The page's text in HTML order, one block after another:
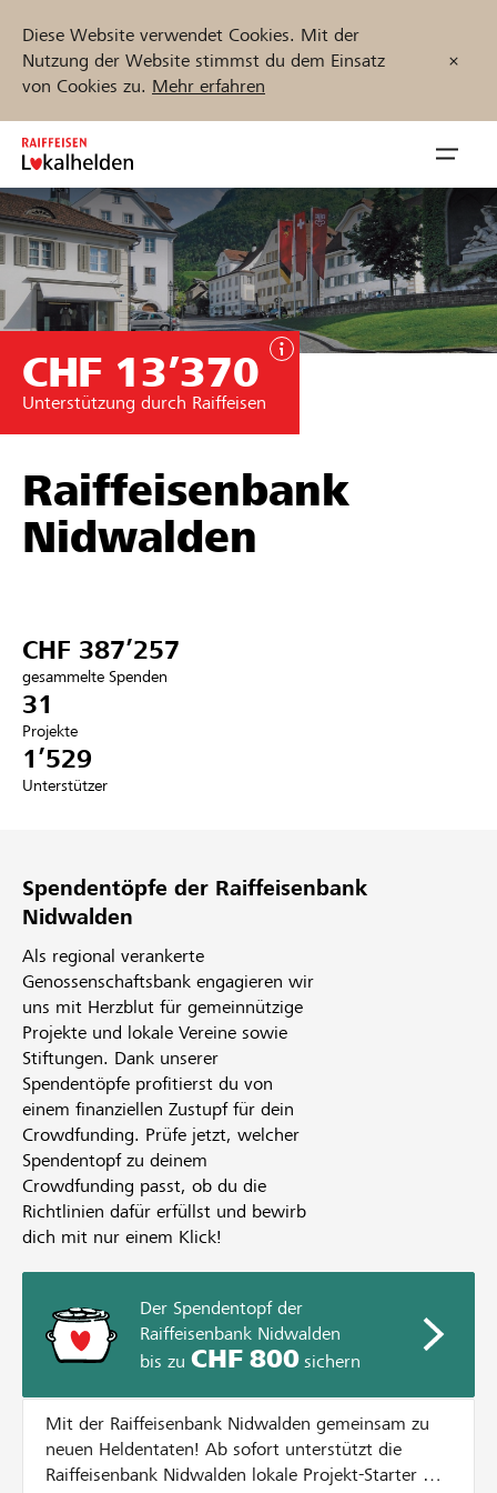
Diese Website verwendet Cookies. Mit der
Nutzung der Website stimmst du dem Einsatz
von Cookies zu. Mehr erfahren
Zum
Inhalt
springen
öffnen
Unterstützen
Hilfe & Support
Partner / Raiffeisenbank
Anmelden
Registrieren
Projekte und Organisationen finden
Jetzt starten
CHF 13’370
Unterstützung durch Raiffeisen
Raiffeisenbank
Nidwalden
CHF 387’257
gesammelte Spenden
31
Projekte
1’529
Unterstützer
Spendentöpfe der Raiffeisenbank
Nidwalden
Als regional verankerte
Genossenschaftsbank engagieren wir
uns mit Herzblut für gemeinnützige
Projekte und lokale Vereine sowie
Stiftungen. Dank unserer
Spendentöpfe profitierst du von
einem finanziellen Zustupf für dein
Crowdfunding. Prüfe jetzt, welcher
Spendentopf zu deinem
Crowdfunding passt, ob du die
Richtlinien dafür erfüllst und bewirb
dich mit nur einem Klick!
Der Spendentopf der
Raiffeisenbank Nidwalden
bis zu CHF 800sichern
Mit der Raiffeisenbank Nidwalden gemeinsam zu
neuen Heldentaten! Ab sofort unterstützt die
Raiffeisenbank Nidwalden lokale Projekt-Starter mit